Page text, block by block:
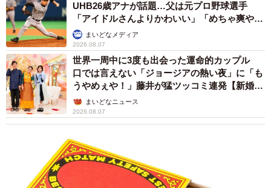
UHB26歳アナが話題…父は元プロ野球選手
「アイドルさんよりかわいい」「めちゃ爽や
か」まいどなメディア
2026.08.07
世界一周中に3度も出会った運命的カップル
口では言えない「ジョージアの熱い夜」に「も
うやめぇや！」藤井が猛ツッコミ連発【新婚さ
ん】まいどなニュース
2026.08.07